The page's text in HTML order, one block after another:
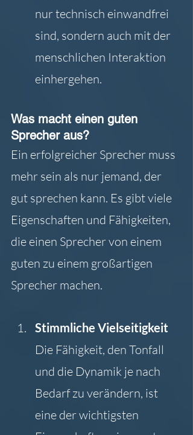
nur technisch einwandfrei
sind, sondern auch mit der
menschlichen Interaktion
einhergehen.
Was macht einen guten
Sprecher aus?
Ein erfolgreicher Sprecher muss
mehr sein als nur jemand, der
gut sprechen kann. Es gibt viele
Eigenschaften und Fähigkeiten,
die einen Sprecher von einem
guten zu einem großartigen
Sprecher machen.
Stimmliche Vielseitigkeit
Die Fähigkeit, den Tonfall
und die Dynamik je nach
Bedarf zu verändern, ist
eine der wichtigsten